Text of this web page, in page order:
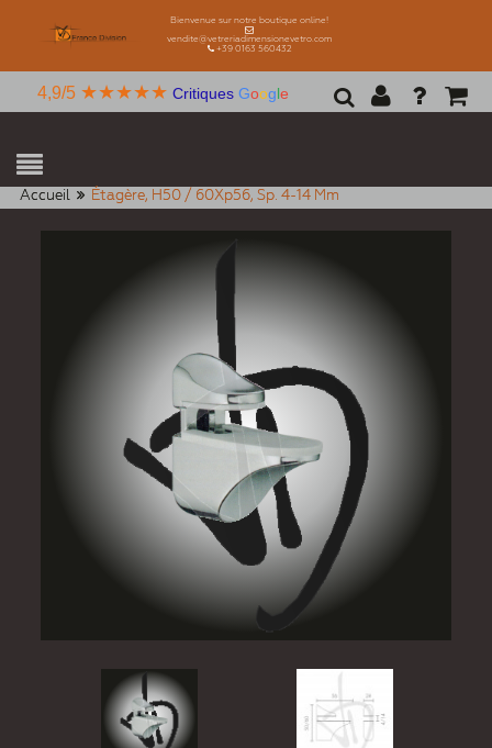
Bienvenue sur notre boutique online!
vendite@vetreriadimensionevetro.com
+39 0163 560432
4,9/5 ★★★★★ Critiques Google
Accueil Étagère, H50 / 60Xp56, Sp. 4-14 Mm